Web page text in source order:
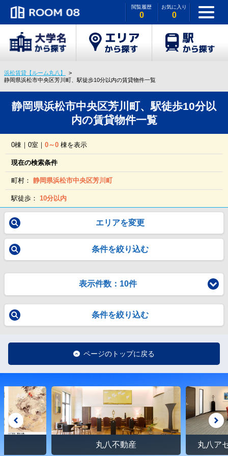
閲覧履歴
0
お気に入り
0
浜松賃貸【ルーム丸八】
静岡県浜松市中央区芳川町、駅徒歩10分以内の賃貸物件一覧
静岡県浜松市中央区芳川町、駅徒歩10分以
内の賃貸物件一覧
0棟｜0室｜0～0 棟を表示
現在の検索条件
町村：静岡県浜松市中央区芳川町
駅徒歩： 10分以内
エリアを変更
条件を絞り込む
表示件数：10件
条件を絞り込む
ページのトップに戻る
丸八不動産 丸八ア